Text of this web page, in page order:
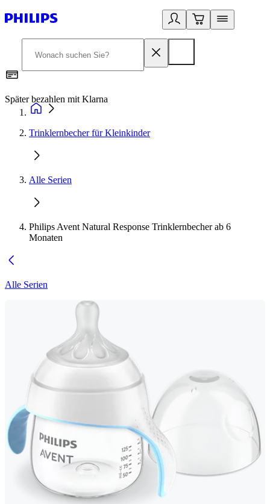
Später bezahlen mit Klarna
Trinklernbecher für Kleinkinder
Alle Serien
Philips Avent Natural Response Trinklernbecher ab 6
Monaten
Alle Serien